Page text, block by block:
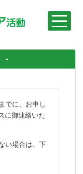
でに、お申し
に御連絡いた
い場合は、下